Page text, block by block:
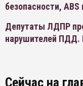
безопасности, ABS
Депутаты ЛДПР
нарушителей ПДД.
Сейчас на